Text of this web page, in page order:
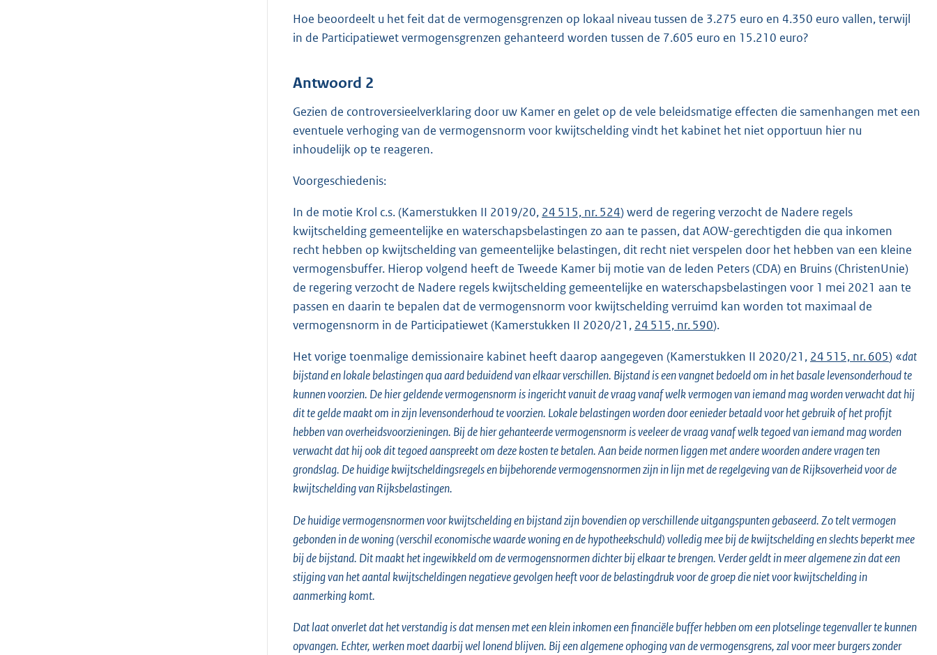
Hoe beoordeelt u het feit dat de vermogensgrenzen op lokaal niveau tussen de 3.275 euro en 4.350 euro vallen, terwijl
in de Participatiewet vermogensgrenzen gehanteerd worden tussen de 7.605 euro en 15.210 euro?
Antwoord 2
Gezien de controversieelverklaring door uw Kamer en gelet op de vele beleidsmatige effecten die samenhangen met een
eventuele verhoging van de vermogensnorm voor kwijtschelding vindt het kabinet het niet opportuun hier nu
inhoudelijk op te reageren.
Voorgeschiedenis:
In de motie Krol c.s. (Kamerstukken II 2019/20, 24 515, nr. 524) werd de regering verzocht de Nadere regels
kwijtschelding gemeentelijke en waterschapsbelastingen zo aan te passen, dat AOW-gerechtigden die qua inkomen
recht hebben op kwijtschelding van gemeentelijke belastingen, dit recht niet verspelen door het hebben van een kleine
vermogensbuffer. Hierop volgend heeft de Tweede Kamer bij motie van de leden Peters (CDA) en Bruins (ChristenUnie)
de regering verzocht de Nadere regels kwijtschelding gemeentelijke en waterschapsbelastingen voor 1 mei 2021 aan te
passen en daarin te bepalen dat de vermogensnorm voor kwijtschelding verruimd kan worden tot maximaal de
vermogensnorm in de Participatiewet (Kamerstukken II 2020/21, 24 515, nr. 590).
Het vorige toenmalige demissionaire kabinet heeft daarop aangegeven (Kamerstukken II 2020/21, 24 515, nr. 605) «dat
bijstand en lokale belastingen qua aard beduidend van elkaar verschillen. Bijstand is een vangnet bedoeld om in het basale levensonderhoud te
kunnen voorzien. De hier geldende vermogensnorm is ingericht vanuit de vraag vanaf welk vermogen van iemand mag worden verwacht dat hij
dit te gelde maakt om in zijn levensonderhoud te voorzien. Lokale belastingen worden door eenieder betaald voor het gebruik of het profijt
hebben van overheidsvoorzieningen. Bij de hier gehanteerde vermogensnorm is veeleer de vraag vanaf welk tegoed van iemand mag worden
verwacht dat hij ook dit tegoed aanspreekt om deze kosten te betalen. Aan beide normen liggen met andere woorden andere vragen ten
grondslag. De huidige kwijtscheldingsregels en bijbehorende vermogensnormen zijn in lijn met de regelgeving van de Rijksoverheid voor de
kwijtschelding van Rijksbelastingen.
De huidige vermogensnormen voor kwijtschelding en bijstand zijn bovendien op verschillende uitgangspunten gebaseerd. Zo telt vermogen
gebonden in de woning (verschil economische waarde woning en de hypotheekschuld) volledig mee bij de kwijtschelding en slechts beperkt mee
bij de bijstand. Dit maakt het ingewikkeld om de vermogensnormen dichter bij elkaar te brengen. Verder geldt in meer algemene zin dat een
stijging van het aantal kwijtscheldingen negatieve gevolgen heeft voor de belastingdruk voor de groep die niet voor kwijtschelding in
aanmerking komt.
Dat laat onverlet dat het verstandig is dat mensen met een klein inkomen een financiële buffer hebben om een plotselinge tegenvaller te kunnen
opvangen. Echter, werken moet daarbij wel lonend blijven. Bij een algemene ophoging van de vermogensgrens, zal voor meer burgers zonder